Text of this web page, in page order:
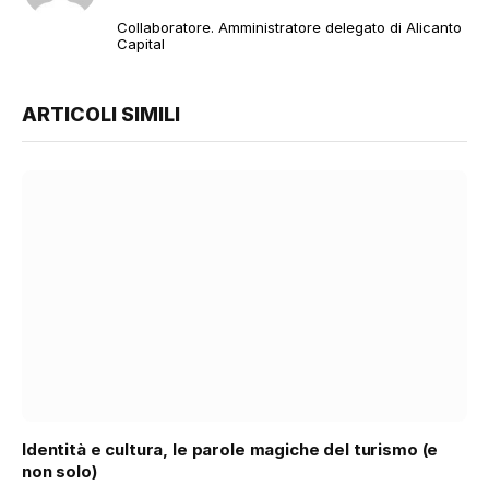
Collaboratore. Amministratore delegato di Alicanto
Capital
ARTICOLI SIMILI
Identità e cultura, le parole magiche del turismo (e
non solo)